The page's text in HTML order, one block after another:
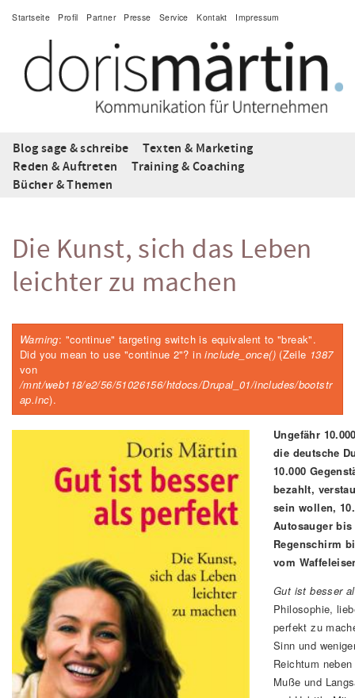
Startseite Profil Partner Presse Service Kontakt Impressum
Blog sage & schreibe
Texten & Marketing
Reden & Auftreten
Training & Coaching
Bücher & Themen
Die Kunst, sich das Leben
leichter zu machen
Fehlermeldung
Warning: "continue" targeting switch is equivalent to "break".
Did you mean to use "continue 2"? ininclude_once()(Zeile 1387
von
/mnt/web118/e2/56/51026156/htdocs/Drupal_01/includes/bootstr
ap.inc).
Ungefähr
die deutsche
10.000
bezahlt,
sein wollen,
Autosauger
Regenschirm
vom
Gut ist besser
Philosophie,
perfekt zu
Sinn und
Reichtum
Muße und